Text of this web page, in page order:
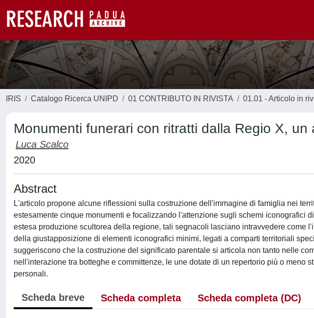
IRIS Catalogo Ricerca UNIPD 01 CONTRIBUTO IN RIVISTA 01.01 - Articolo in
Monumenti funerari con ritratti dalla Regio X, un
Luca Scalco
2020
Abstract
L'articolo propone alcune riflessioni sulla costruzione dell'immagine di famiglia nei
estesamente cinque monumenti e focalizzando l'attenzione sugli schemi iconografici
estesa produzione scultorea della regione, tali segnacoli lasciano intravvedere come
della giustapposizione di elementi iconografici minimi, legati a comparti territoriali
suggeriscono che la costruzione del significato parentale si articola non tanto nelle
nell'interazione tra botteghe e committenze, le une dotate di un repertorio più o meno
personali.
Scheda breve Scheda completa Scheda completa (DC)